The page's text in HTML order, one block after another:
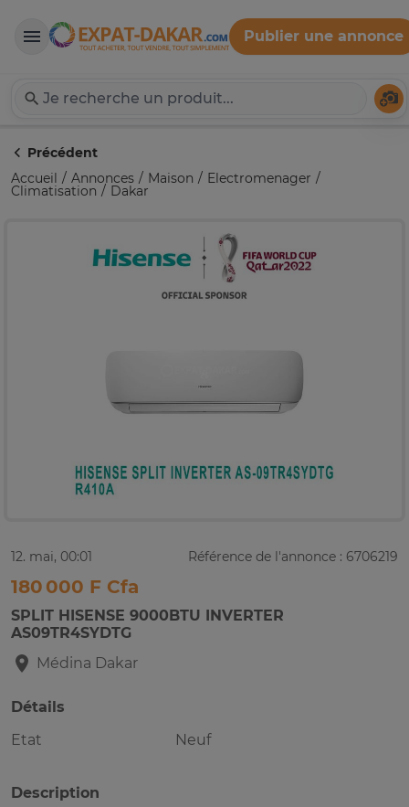
Expat-Dakar
Publier une annonce
Précédent
Accueil
Annonces Maison Electromenager
Climatisation Dakar
12. mai, 00:01 Référence de l'annonce : 6706219
180 000 F Cfa
SPLIT HISENSE 9000BTU INVERTER
AS09TR4SYDTG
Médina Dakar
Détails
Etat
Neuf
Description